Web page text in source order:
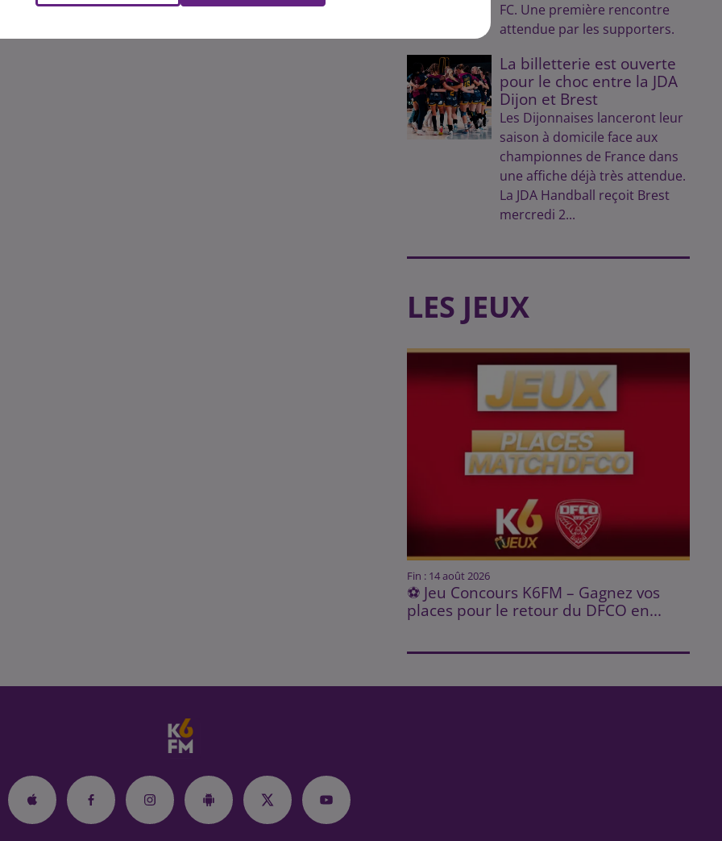
FC. Une première rencontre
attendue par les supporters.
La billetterie est ouverte
pour le choc entre la JDA
Dijon et Brest
Les Dijonnaises lanceront leur
saison à domicile face aux
championnes de France dans
une affiche déjà très attendue.
La JDA Handball reçoit Brest
mercredi 2...
LES JEUX
Fin : 14 août 2026
⚽ Jeu Concours K6FM – Gagnez vos
places pour le retour du DFCO en...